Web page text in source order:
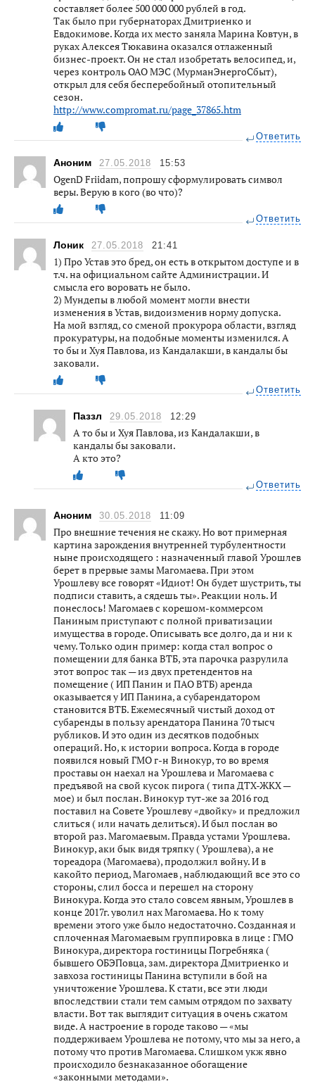
составляет более 500 000 000 рублей в год.
Так было при губернаторах Дмитриенко и
Евдокимове. Когда их место заняла Марина Ковтун, в
руках Алексея Тюкавина оказался отлаженный
бизнес-проект. Он не стал изобретать велосипед, и,
через контроль ОАО МЭС (МурманЭнергоСбыт),
открыл для себя бесперебойный отопительный
сезон.
http://www.compromat.ru/page_37865.htm
Ответить
Аноним 27.05.2018 15:53
OgenD Friidam, попрошу сформулировать символ
веры. Верую в кого (во что)?
Ответить
Лоник 27.05.2018 21:41
1) Про Устав это бред, он есть в открытом доступе и в
т.ч. на официальном сайте Администрации. И
смысла его воровать не было.
2) Мундепы в любой момент могли внести
изменения в Устав, видоизменив норму допуска.
На мой взгляд, со сменой прокурора области, взгляд
прокуратуры, на подобные моменты изменился. А
то бы и Хуя Павлова, из Кандалакши, в кандалы бы
заковали.
Ответить
Паззл 29.05.2018 12:29
А то бы и Хуя Павлова, из Кандалакши, в
кандалы бы заковали.
А кто это?
Ответить
Аноним 30.05.2018 11:09
Про внешние течения не скажу. Но вот примерная
картина зарождения внутренней турбулентности
ныне происходящего : назначенный главой Урошлев
берет в прервые замы Магомаева. При этом
Урошлеву все говорят «Идиот! Он будет шустрить, ты
подписи ставить, а сядешь ты». Реакции ноль. И
понеслось! Магомаев с корешом-коммерсом
Паниным приступают с полной приватизации
имущества в городе. Описывать все долго, да и ни к
чему. Только один пример: когда стал вопрос о
помещении для банка ВТБ, эта парочка разрулила
этот вопрос так — из двух претендентов на
помещение ( ИП Панин и ПАО ВТБ) аренда
оказывается у ИП Панина, а субарендатором
становится ВТБ. Ежемесячный чистый доход от
субаренды в пользу арендатора Панина 70 тысч
рубликов. И это один из десятков подобных
операций. Но, к истории вопроса. Когда в городе
появился новый ГМО г-н Винокур, то во время
проставы он наехал на Урошлева и Магомаева с
предъявой на свой кусок пирога ( типа ДТХ-ЖКХ —
мое) и был послан. Винокур тут-же за 2016 год
поставил на Совете Урошлеву «двойку» и предложил
слиться ( или начать делиться). И был послан во
второй раз. Магомаевым. Правда устами Урошлева.
Винокур, аки бык видя тряпку ( Урошлева), а не
тореадора (Магомаева), продолжил войну. И в
какойто период, Магомаев , наблюдающий все это со
стороны, слил босса и перешел на сторону
Винокура. Когда это стало совсем явным, Урошлев в
конце 2017г. уволил нах Магомаева. Но к тому
времени этого уже было недостаточно. Созданная и
сплоченная Магомаевым группировка в лице : ГМО
Винокура, директора гостиницы Погребняка (
бывшего ОБЭПовца, зам. директора Дмитриенко и
завхоза гостиницы Панина вступили в бой на
уничтожение Урошлева. К стати, все эти люди
впоследствии стали тем самым отрядом по захвату
власти. Вот так выглядит ситуация в очень сжатом
виде. А настроение в городе таково — «мы
поддерживаем Урошлева не потому, что мы за него, а
потому что против Магомаева. Слишком укж явно
происходило безнаказанное обогащение
«законными методами».